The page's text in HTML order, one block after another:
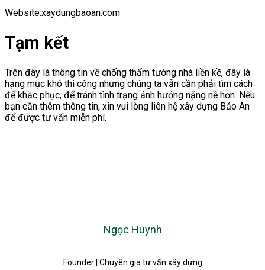
Website:xaydungbaoan.com
Tạm kết
Trên đây là thông tin về chống thấm tường nhà liền kề, đây là
hạng mục khó thi công nhưng chúng ta vẫn cần phải tìm cách
để khắc phục, để tránh tình trạng ảnh hưởng nặng nề hơn. Nếu
bạn cần thêm thông tin, xin vui lòng liên hệ xây dựng Bảo An
để được tư vấn miễn phí.
Ngọc Huynh
Founder | Chuyên gia tư vấn xây dựng